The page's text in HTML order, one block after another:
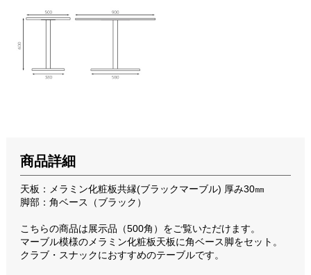
商品詳細
天板：メラミン化粧板共縁(ブラックマーブル) 厚み30㎜
脚部：角ベース（ブラック）
こちらの商品は展示品（500角）をご覧いただけます。
マーブル模様のメラミン化粧板天板に角ベース脚をセット。
クラブ・スナックにおすすめのテーブルです。